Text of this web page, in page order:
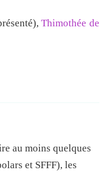
Thimothée de
au moins quelques
et SFFF), les